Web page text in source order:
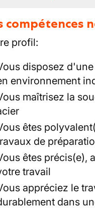
compétences
profil:
disposez
environnement
maîtrisez la
êtes
de
êtes précis(e),
travail
appréciez le
dans